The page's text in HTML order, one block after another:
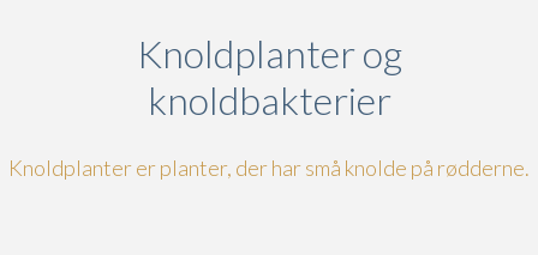
Knoldplanter og
knoldbakterier
Knoldplanter er planter, der har små knolde på rødderne.